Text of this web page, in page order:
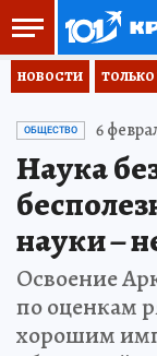
НОВОСТИ ТОЛЬКО
ОБЩЕСТВО 6
Наука
науки –
Освоение
по оценкам
хорошим